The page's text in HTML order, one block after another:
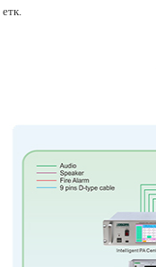
етк.